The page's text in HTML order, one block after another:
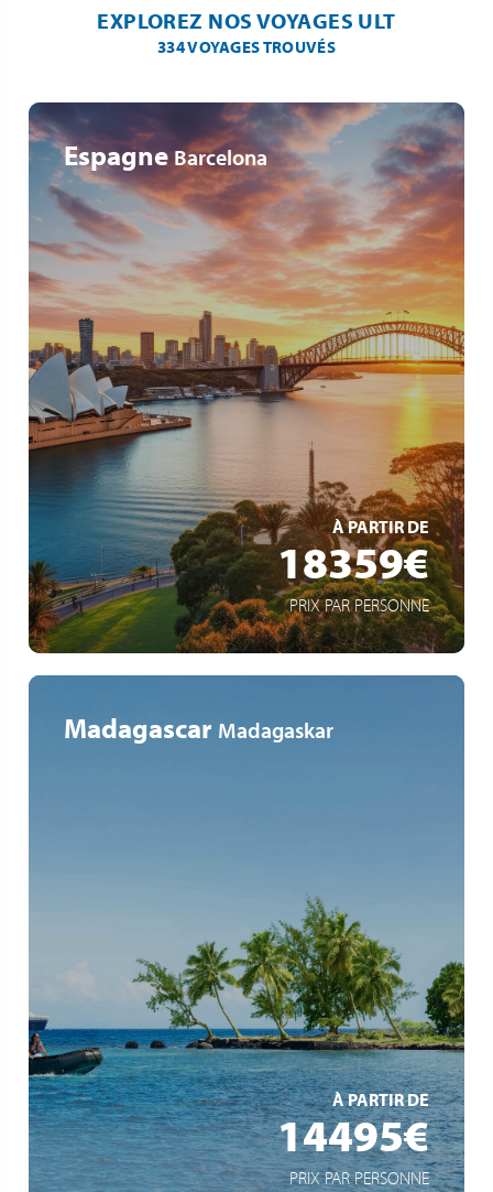
EXPLOREZ NOS VOYAGES ULT
334 VOYAGES TROUVÉS
Espagne Barcelona
À PARTIR DE
18359€
PRIX PAR PERSONNE
Weltreise
42 Zwischenstopps auf 6 Kontinenten
15 eingeschlossene Ausflüge
EN SAVOIR +
Madagascar Madagaskar
À PARTIR DE
14495€
PRIX PAR PERSONNE
Inselparadiese im Indischen Ozean
Expeditionserlebnisse mit Zodiacs
Spektakuläre Vulkanlandschaften & exotische Tierwelt
EN SAVOIR +